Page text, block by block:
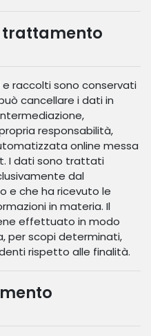
raccolti sono conservati
cancellare i dati in
responsabilità,
online messa
I dati sono trattati
dal
e che ha ricevuto le
in materia. Il
effettuato in modo
per scopi determinati,
rispetto alle finalità.